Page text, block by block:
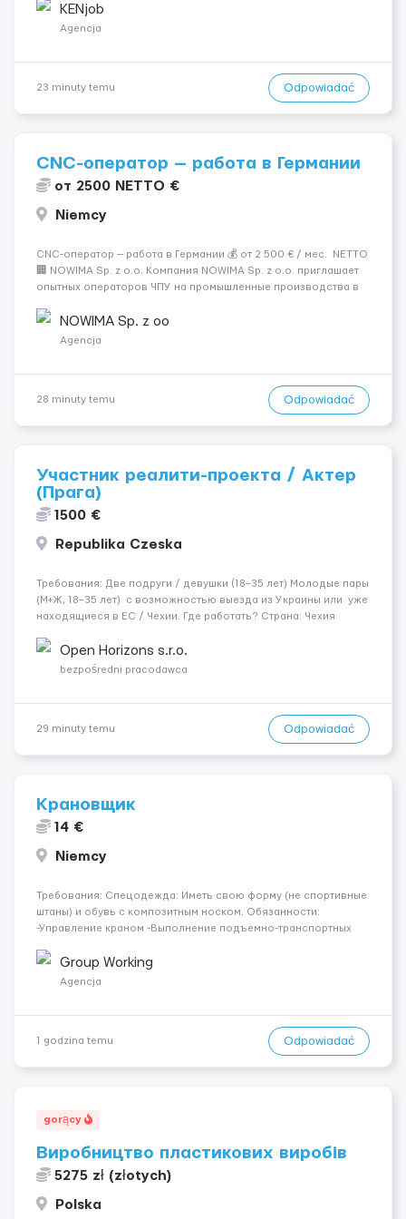
одного до трех месяцев. Мед. страховка. Высокая зарплат...
KENjob
Agencja
23 minuty temu Odpowiadać
CNC-оператор — работа в Германии
от 2500 NETTO €
Niemcy
CNC-оператор — работа в Германии 💰 от 2 500 € / мес. NETTO
🏢 NOWIMA Sp. z o.o. Компания NOWIMA Sp. z o.o. приглашает
опытных операторов ЧПУ на промышленные производства в
Проживание, оформление и билеты — за счёт компани...
NOWIMA Sp. z oo
Agencja
28 minuty temu Odpowiadać
Участник реалити-проекта / Актер
(Прага)
1500 €
Republika Czeska
Требования: Две подруги / девушки (18–35 лет) Молодые пары
(М+Ж, 18–35 лет) с возможностью выезда из Украины или уже
находящиеся в ЕС / Чехии. Где работать? Страна: Чехия ​
Open Horizons s.r.o.
bezpośredni pracodawca
29 minuty temu Odpowiadać
Крановщик
14 €
Niemcy
Требования: Спецодежда: Иметь свою форму (не спортивные
штаны) и обувь с композитным носком. Обязанности:
-Управление краном -Выполнение подъемно-транспортных
инструкций по безопасности. -Опыт управления различными
типами кранов (моб...
Group Working
Agencja
1 godzina temu Odpowiadać
gorący
Виробництво пластикових виробів
5275 zł (złotych)
Polska